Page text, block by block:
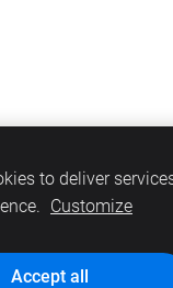
DARITEH
to deliver
Customize
Accept all